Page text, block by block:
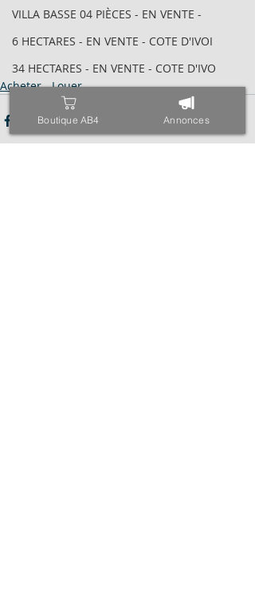
VILLA BASSE 04 PIÈCES - EN VENTE -
6 HECTARES - EN VENTE - COTE D'IVOI
34 HECTARES - EN VENTE - COTE D'IVO
1843M² AVEC CPF - EN VENTE - COTE D
4000 M² AVEC ACD - EN VENTE - COTE
Acheter - Louer
Boutique AB4 Annonces